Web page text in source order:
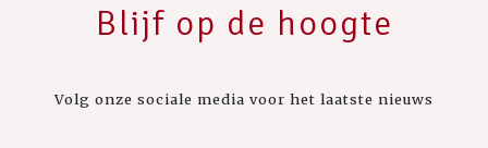
Blijf op de hoogte
Volg onze sociale media voor het laatste nieuws